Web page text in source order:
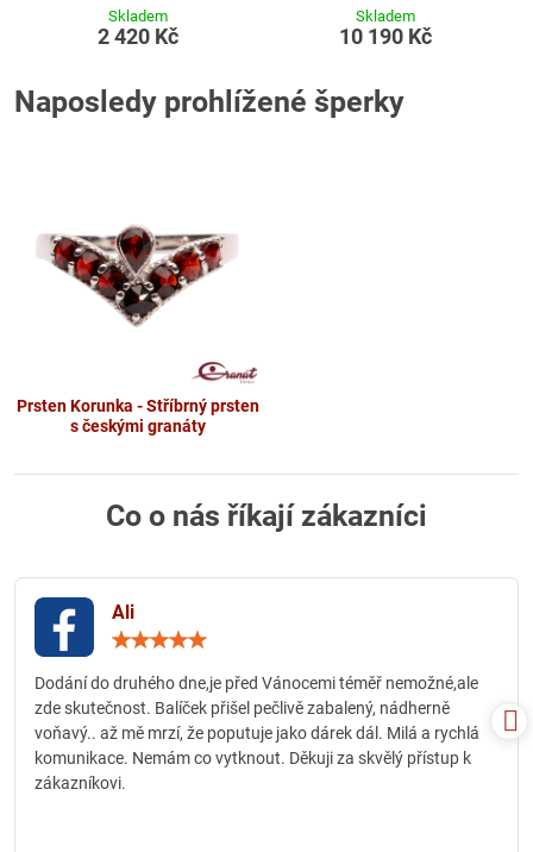
Skladem
2 420 Kč
Skladem
10 190 Kč
Naposledy prohlížené šperky
Prsten Korunka - Stříbrný prsten
s českými granáty
Co o nás říkají zákazníci
Ali
5
Dodání do druhého dne,je před Vánocemi téměř nemožné,ale
zde skutečnost. Balíček přišel pečlivě zabalený, nádherně
voňavý.. až mě mrzí, že poputuje jako dárek dál. Milá a rychlá
komunikace. Nemám co vytknout. Děkuji za skvělý přístup k
zákazníkovi.